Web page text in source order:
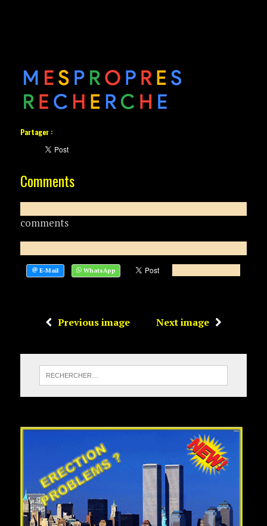
Partager :
Comments
comments
Previous image Next image